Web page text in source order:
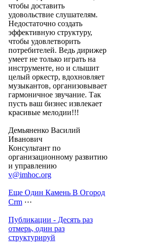
чтобы доставить
удовольствие слушателям.
Недостаточно создать
эффективную структуру,
чтобы удовлетворить
потребителей. Ведь дирижер
умеет не только играть на
инструменте, но и слышит
целый оркестр, вдохновляет
музыкантов, организовывает
гармоничное звучание. Так
пусть ваш бизнес извлекает
красивые мелодии!!!
Демьяненко Василий
Иванович
Консультант по
организационному развитию
и управлению
v@imhoc.org
Еще Один Камень В Огород
Crm ⋯
Публикации - Десять раз
отмерь, один раз
структурируй